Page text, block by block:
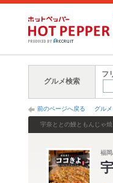
グルメ検索
フ
前のページへ戻る グル
宇奈ととの鰻ともんじゃ
福